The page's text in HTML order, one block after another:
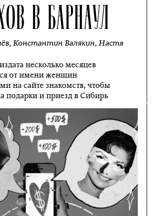
В БАРНАУЛ
,Константин Валякин,Настя
несколько месяцев
от имени женщин
на сайте знакомств, чтобы
подарки и приезд в Сибирь